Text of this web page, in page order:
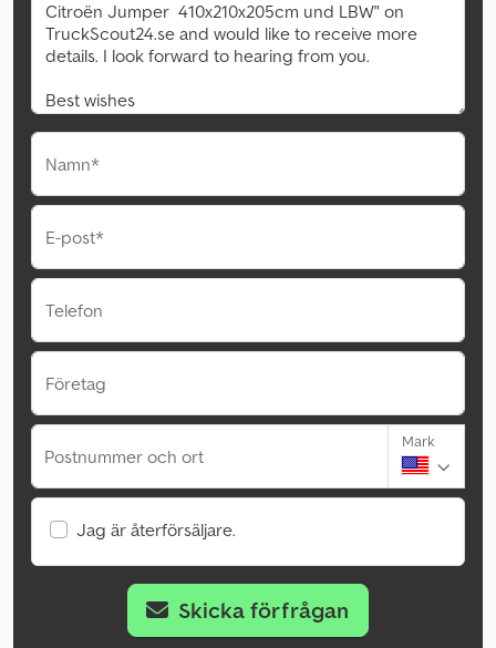
Namn*
E-post*
Telefon
Företag
Postnummer och ort
Mark
Jag är återförsäljare.
Skicka förfrågan